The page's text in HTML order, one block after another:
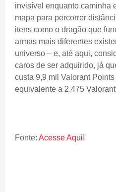
invisível enquanto caminha
mapa para percorrer
itens como o dragão que
armas mais diferentes
universo – e, até aqui,
caros de ser adquirido, já
custa 9,9 mil Valorant
equivalente a 2.475
Fonte: Acesse Aqui!